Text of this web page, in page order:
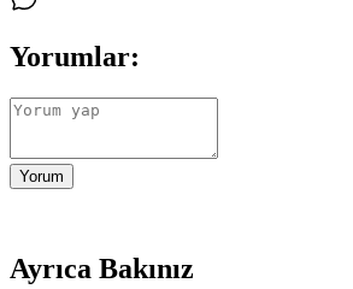
Yorumlar:
Yorum
Ayrıca Bakınız